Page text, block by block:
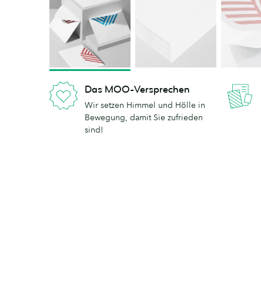
Das MOO-Versprechen
Wir setzen Himmel und Hölle in
Bewegung, damit Sie zufrieden
sind!